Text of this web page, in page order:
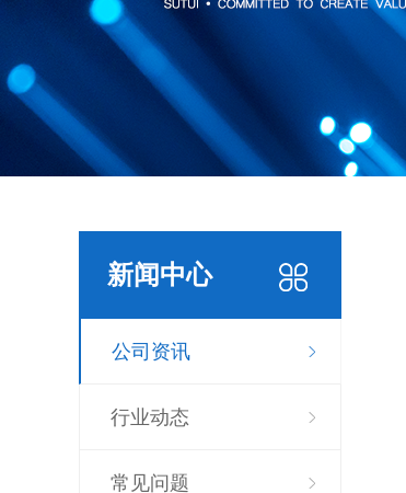
新闻中心
公司资讯
行业动态
常见问题